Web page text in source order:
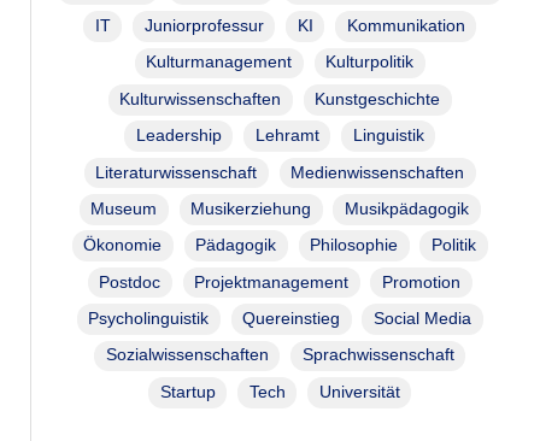
IT Juniorprofessur KI Kommunikation
Kulturmanagement Kulturpolitik
Kulturwissenschaften Kunstgeschichte
Leadership Lehramt Linguistik
Literaturwissenschaft Medienwissenschaften
Museum Musikerziehung Musikpädagogik
Ökonomie Pädagogik Philosophie Politik
Postdoc Projektmanagement Promotion
Psycholinguistik Quereinstieg Social Media
Sozialwissenschaften Sprachwissenschaft
Startup Tech Universität